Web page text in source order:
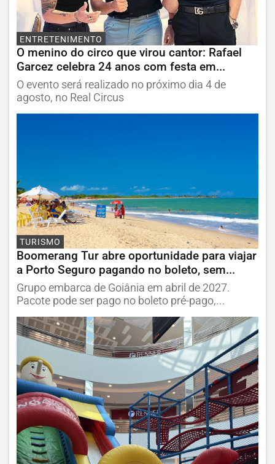
ENTRETENIMENTO
O menino do circo que virou cantor: Rafael
Garcez celebra 24 anos com festa em...
O evento será realizado no próximo dia 4 de
agosto, no Real Circus
TURISMO
Boomerang Tur abre oportunidade para viajar
a Porto Seguro pagando no boleto, sem...
Grupo embarca de Goiânia em abril de 2027.
Pacote pode ser pago no boleto pré-pago,...